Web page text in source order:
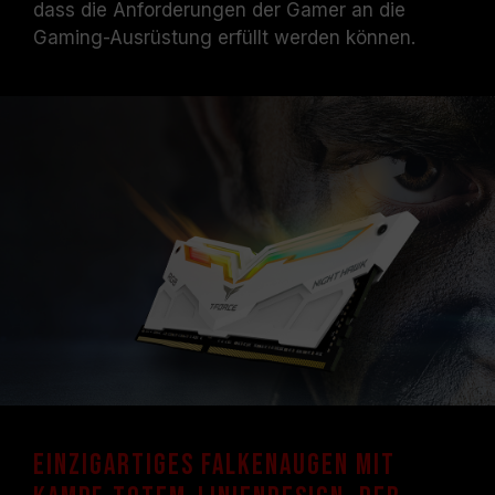
Systemen erreicht werden können.
Vergewissern Sie sich, dass Ihr Motherboard
Speicher eventuell nicht die angegebene
TEAMGROUP-Speichermodule werden unter
normalen Spannungsbedingungen getestet.
Bei Problemen mit dem Prozessor oder dem
Motherboard wenden Sie sich bitte an den
jeweiligen Kundendienst des Prozessor- oder
Motherboard-Herstellers.
dass die Anforderungen der Gamer an die
Gaming-Ausrüstung erfüllt werden können.
Einzigartiges Falkenaugen mit